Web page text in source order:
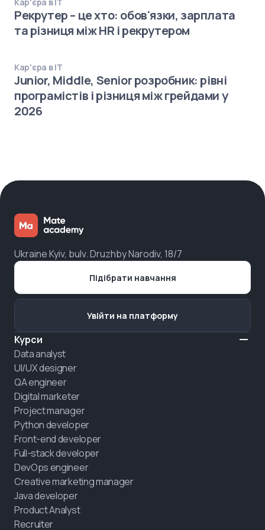
Рекрутер – це хто: обов'язки, зарплата
та різниця між HR і рекрутером
Кар'єра в IT
Junior, Middle, Senior розробник: рівні
програмістів і різниця між грейдами у
2026
Ukraine Kyiv, bulv. Druzhby Narodiv, 18/7
Курси
Data analyst
UI/UX designer
QA engineer
Digital marketer
Project manager
Python developer
Front-end developer
Full-stack developer
DevOps engineer
Creative marketing manager
Java developer
Product Analyst
Recruiter
Підібрати навчання
Увійти на платформу